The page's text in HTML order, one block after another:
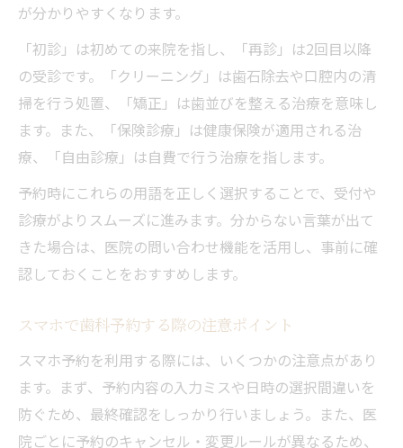
が分かりやすくなります。
「初診」は初めての来院を指し、「再診」は2回目以降
の受診です。「クリーニング」は歯石除去や口腔内の清
掃を行う処置、「矯正」は歯並びを整える治療を意味し
ます。また、「保険診療」は健康保険が適用される治
療、「自由診療」は自費で行う治療を指します。
予約時にこれらの用語を正しく選択することで、受付や
診療がよりスムーズに進みます。分からない言葉が出て
きた場合は、医院の問い合わせ機能を活用し、事前に確
認しておくことをおすすめします。
スマホで歯科予約する際の注意ポイント
スマホ予約を利用する際には、いくつかの注意点があり
ます。まず、予約内容の入力ミスや日時の選択間違いを
防ぐため、最終確認をしっかり行いましょう。また、医
院ごとに予約のキャンセル・変更ルールが異なるため、